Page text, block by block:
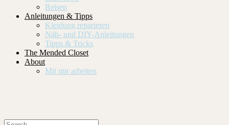
Reisen
Anleitungen & Tipps
Kleidung reparieren
Näh- und DIY-Anleitungen
Tipps & Tricks
The Mended Closet
About
Mit mir arbeiten